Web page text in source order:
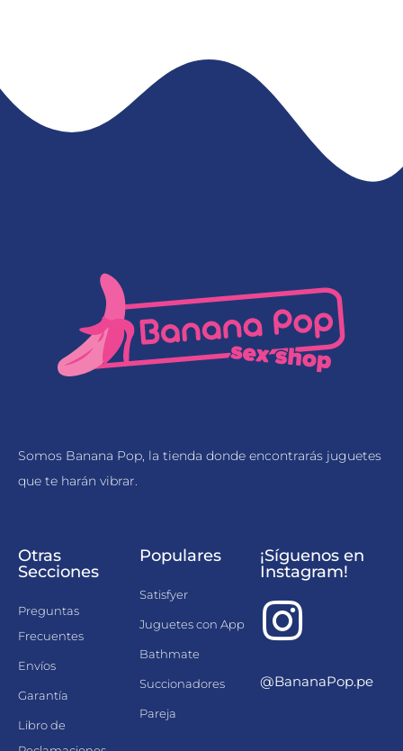
Somos Banana Pop, la tienda donde encontrarás juguetes
que te harán vibrar.
Otras
Secciones
Preguntas
Frecuentes
Envíos
Garantía
Libro de
Populares
Satisfyer
Juguetes con App
Bathmate
Succionadores
Pareja
¡Síguenos en
Instagram!
@BananaPop.pe